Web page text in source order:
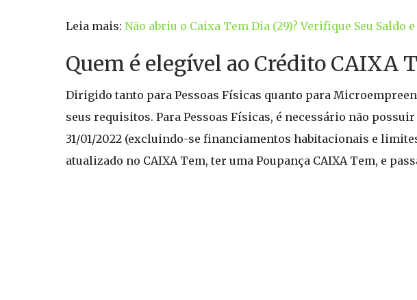
Leia mais: Não abriu o Caixa Tem Dia (29)? Verifique Seu Saldo
Quem é elegível ao Crédito CAIXA
Dirigido tanto para Pessoas Físicas quanto para
seus requisitos. Para Pessoas Físicas, é necessário não
31/01/2022 (excluindo-se financiamentos habitacionais e
atualizado no CAIXA Tem, ter uma Poupança CAIXA Tem, e